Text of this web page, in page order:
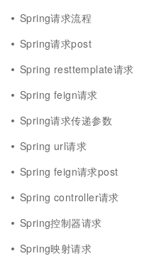
Spring请求流程
Spring请求post
Spring resttemplate请求
Spring feign请求
Spring请求传递参数
Spring url请求
Spring feign请求post
Spring controller请求
Spring控制器请求
Spring映射请求